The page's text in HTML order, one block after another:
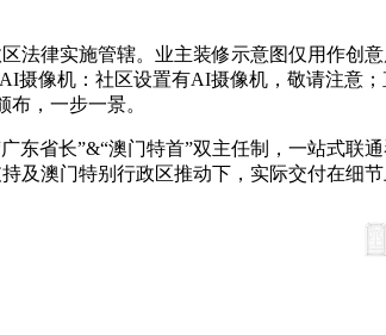
律实施管辖。业主装修示意图仅用作创
像机：社区设置有AI摄像机，敬请注意
，一步一景。
长”&“澳门特首”双主任制，一站式联通
及澳门特别行政区推动下，实际交付在细